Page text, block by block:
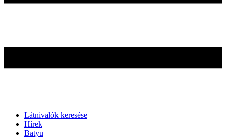
Látnivalók keresése
Hírek
Batyu